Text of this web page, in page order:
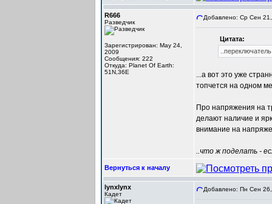
R666
Разведчик
Зарегистрирован: May 24,
2009
Сообщения: 222
Откуда: Planet Of Earth:
51N,36E
Добавлено: Ср Сен
Цитата:
...а вот это уже
топчется на одном
Про напряжения на
делают наличие и
внимание на
..что ж поделать -
Вернуться к началу
lynxlynx
Кадет
Добавлено: Пн Сен